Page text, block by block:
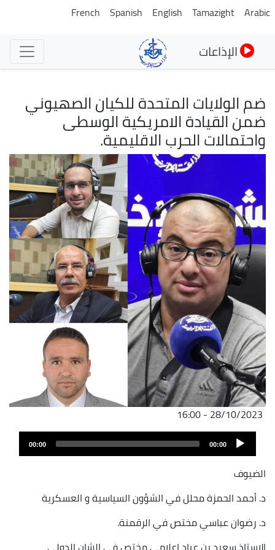
تجاوز
Arabic
Tamazight
English
Spanish
French
الإذاعات
ضم الولايات المتحدة للكيان الصهيوني
ضمن القيادة الامريكية الوسطى
واحتمالات الحرب الاقليمية.
28/10/2023 - 16:00
Audio
Player
00:00
00:00
الضيوف
د. أحمد الحمزة محلل في الشؤون السياسية و العسكرية
د. رضوان عباسي مختص في الرقمنة.